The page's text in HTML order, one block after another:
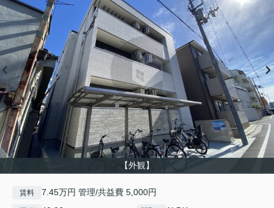
【外観】
賃料 7.45万円 管理/共益費 5,000円